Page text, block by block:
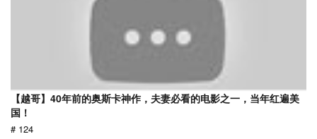
【越哥】40年前的奥斯卡神作，夫妻必看的电影之一，当年红遍美
国！
# 124